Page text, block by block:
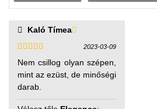
Kaló Tímea
Értékelés:
4/ 5
2023-03-09
Nem csillog olyan szépen,
mint az ezüst, de minőségi
darab.